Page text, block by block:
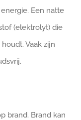
Een natte
(elektrolyt) die
Vaak zijn
brand. Brand kan